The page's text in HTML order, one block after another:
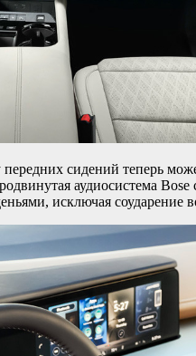
сидений теперь
аудиосистема
исключая соударение